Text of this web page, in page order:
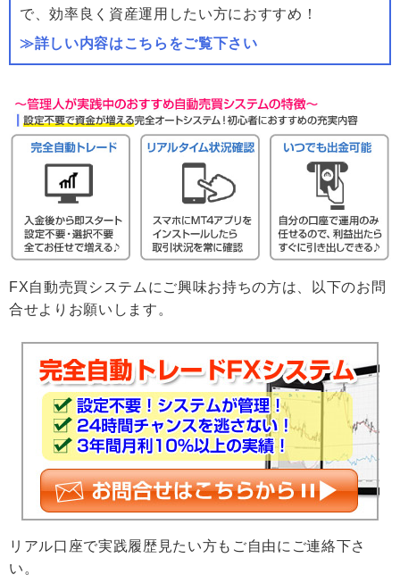
で、効率良く資産運用したい方におすすめ！
≫詳しい内容はこちらをご覧下さい
FX自動売買システムにご興味お持ちの方は、以下のお問
合せよりお願いします。
リアル口座で実践履歴見たい方もご自由にご連絡下さ
い。